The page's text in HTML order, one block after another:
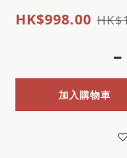
HK$998.00
加入購物車